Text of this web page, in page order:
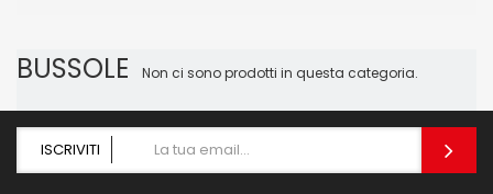
BUSSOLE Non ci sono prodotti in questa categoria.
ISCRIVITI